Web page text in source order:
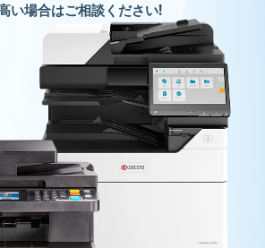
い場合はご相談ください!